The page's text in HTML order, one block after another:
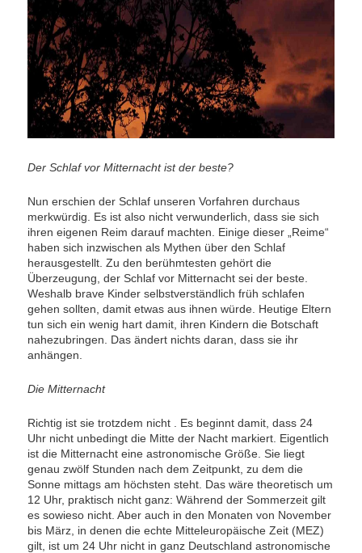
Der Schlaf vor Mitternacht ist der beste?
Nun erschien der Schlaf unseren Vorfahren durchaus
merkwürdig. Es ist also nicht verwunderlich, dass sie sich
ihren eigenen Reim darauf machten. Einige dieser „Reime“
haben sich inzwischen als Mythen über den Schlaf
herausgestellt. Zu den berühmtesten gehört die
Überzeugung, der Schlaf vor Mitternacht sei der beste.
Weshalb brave Kinder selbstverständlich früh schlafen
gehen sollten, damit etwas aus ihnen würde. Heutige Eltern
tun sich ein wenig hart damit, ihren Kindern die Botschaft
nahezubringen. Das ändert nichts daran, dass sie ihr
anhängen.
Die Mitternacht
Richtig ist sie trotzdem nicht . Es beginnt damit, dass 24
Uhr nicht unbedingt die Mitte der Nacht markiert. Eigentlich
ist die Mitternacht eine astronomische Größe. Sie liegt
genau zwölf Stunden nach dem Zeitpunkt, zu dem die
Sonne mittags am höchsten steht. Das wäre theoretisch um
12 Uhr, praktisch nicht ganz: Während der Sommerzeit gilt
es sowieso nicht. Aber auch in den Monaten von November
bis März, in denen die echte Mitteleuropäische Zeit (MEZ)
gilt, ist um 24 Uhr nicht in ganz Deutschland astronomische